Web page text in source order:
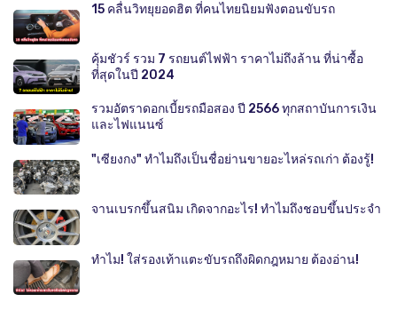
15 คลื่นวิทยุยอดฮิต ที่คนไทยนิยมฟังตอนขับรถ
คุ้มชัวร์ รวม 7 รถยนต์ไฟฟ้า ราคาไม่ถึงล้าน ที่น่าซื้อ
ที่สุดในปี 2024
รวมอัตราดอกเบี้ยรถมือสอง ปี 2566 ทุกสถาบันการเงิน
และไฟแนนซ์
"เซียงกง" ทำไมถึงเป็นชื่อย่านขายอะไหล่รถเก่า ต้องรู้!
จานเบรกขึ้นสนิม เกิดจากอะไร! ทำไมถึงชอบขึ้นประจำ
ทำไม! ใส่รองเท้าแตะขับรถถึงผิดกฎหมาย ต้องอ่าน!